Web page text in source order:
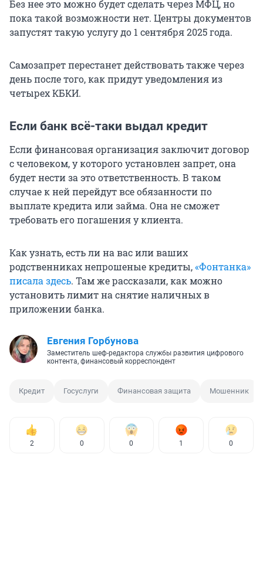
Без нее это можно будет сделать через МФЦ, но
пока такой возможности нет. Центры документов
запустят такую услугу до 1 сентября2025 года.
Самозапрет перестанет действовать также через
день после того, как придут уведомления из
четырех КБКИ.
Если банк всё-таки выдал кредит
Если финансовая организация заключит договор
с человеком, у которого установлен запрет, она
будет нести за это ответственность. В таком
случае к ней перейдут все обязанности по
выплате кредита или займа. Она не сможет
требовать его погашения у клиента.
Как узнать, есть ли на вас или ваших
родственниках непрошеные кредиты,«Фонтанка»
писала здесь. Там же рассказали, как можно
установить лимит на снятие наличных в
приложении банка.
Евгения Горбунова
Заместитель шеф-редактора службы развития цифрового
контента, финансовый корреспондент
Кредит Госуслуги Финансовая защита Мошенник
2 0 0 1 0